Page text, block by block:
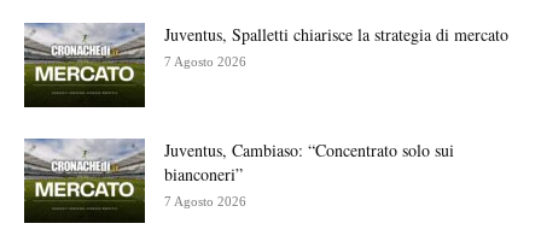
Juventus, Spalletti chiarisce la strategia di mercato
7 Agosto 2026
Juventus, Cambiaso: “Concentrato solo sui
bianconeri”
7 Agosto 2026